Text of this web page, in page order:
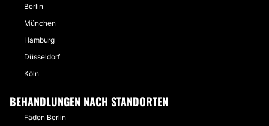
Berlin
München
Hamburg
Düsseldorf
Köln
BEHANDLUNGEN NACH STANDORTEN
Fäden Berlin